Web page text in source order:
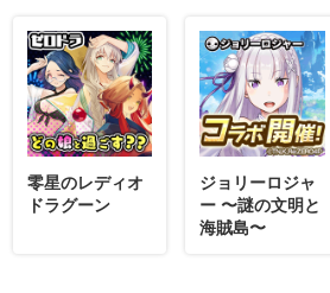
うの樹がすくすく伸びています。もっと大きくなるよ
タルキット
零星のレディオ
ドラグーン
ジョリーロジャ
ー 〜謎の文明と
海賊島〜